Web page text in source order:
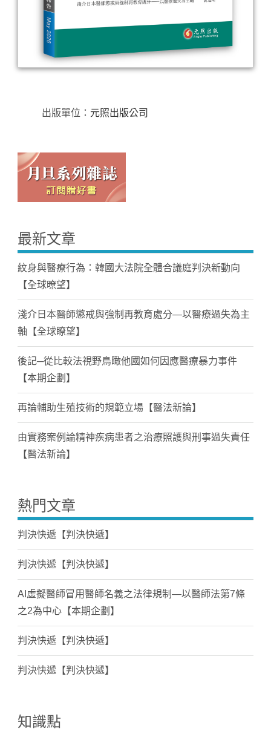
出版單位： 元照出版公司
最新文章
紋身與醫療行為：韓國大法院全體合議庭判決新動向
【全球暸望】
淺介日本醫師懲戒與強制再教育處分—以醫療過失為主
軸【全球瞭望】
後記─從比較法視野鳥瞰他國如何因應醫療暴力事件
【本期企劃】
再論輔助生殖技術的規範立場【醫法新論】
由實務案例論精神疾病患者之治療照護與刑事過失責任
【醫法新論】
熱門文章
判決快遞【判決快遞】
判決快遞【判決快遞】
AI虛擬醫師冒用醫師名義之法律規制—以醫師法第7條
之2為中心【本期企劃】
判決快遞【判決快遞】
判決快遞【判決快遞】
知識點